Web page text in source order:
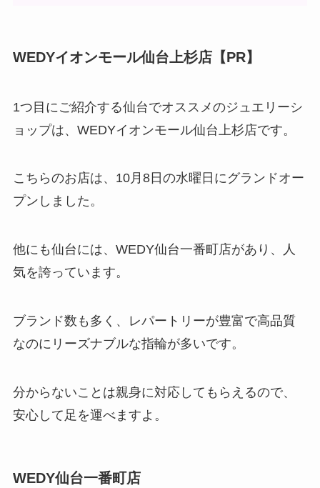
WEDYイオンモール仙台上杉店【PR】
1つ目にご紹介する仙台でオススメのジュエリーシ
ョップは、WEDYイオンモール仙台上杉店です。
こちらのお店は、10月8日の水曜日にグランドオー
プンしました。
他にも仙台には、WEDY仙台一番町店があり、人
気を誇っています。
ブランド数も多く、レパートリーが豊富で高品質
なのにリーズナブルな指輪が多いです。
分からないことは親身に対応してもらえるので、
安心して足を運べますよ。
WEDY仙台一番町店